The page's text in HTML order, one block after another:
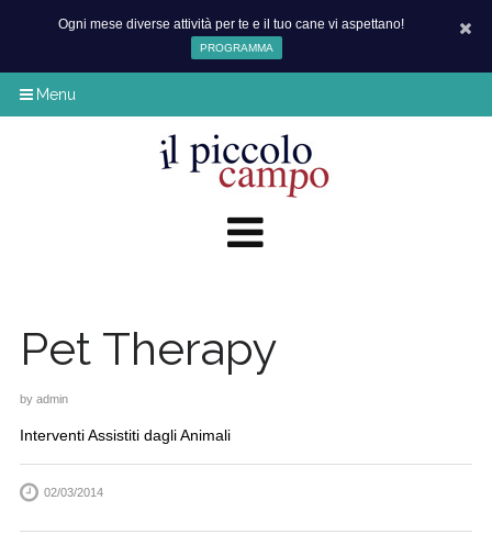
Ogni mese diverse attività per te e il tuo cane vi aspettano!
PROGRAMMA
Menu
Pet Therapy
by admin
Interventi Assistiti dagli Animali
02/03/2014